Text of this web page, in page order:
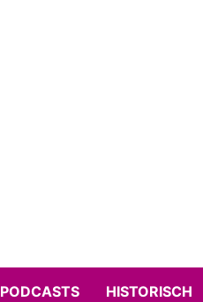
PODCASTS HISTORISCH